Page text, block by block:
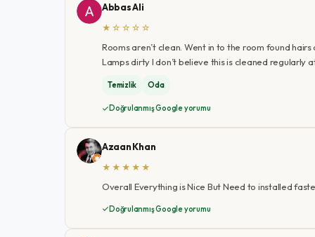
Abbas Ali
★☆☆☆☆
Rooms aren’t clean. Went in to the room found
Lamps dirty I don’t believe this is cleaned regularly
Temizlik Oda
Doğrulanmış Google yorumu
Azaan Khan
★★★★★
Overall Everything is Nice But Need to installed
Doğrulanmış Google yorumu